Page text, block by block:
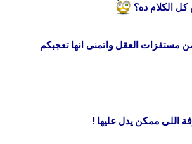
الكلام ده؟
مستفزات العقل واتمنى انها تعجبكم
اللي ممكن يدل عليها !